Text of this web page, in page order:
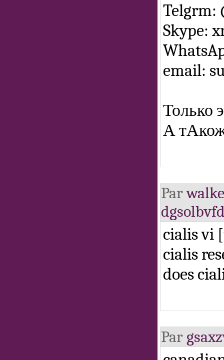
Telgrm:
Skype:
email:
Только
А
Par
cialis vi
cialis
does
Par